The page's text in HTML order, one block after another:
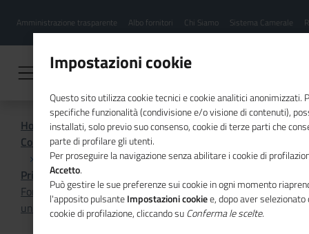
contenuto
Menu
hamburgher
Amministrazione trasparente Albo fornitori Chi Siamo Sistema Camerale
Home
Comunicazione istituzionale per il sistema camerale
Primo Piano
Formazione DIGICHAMPS: oltre 200 giovani pronti per
un'esperienza lavorativa
Impostazioni cookie
Questo sito utilizza cookie tecnici e cookie analitici anonimizzati.
specifiche funzionalità (condivisione e/o visione di contenuti),
installati, solo previo suo consenso, cookie di terze parti che
parte di profilare gli utenti.
Per proseguire la navigazione senza abilitare i cookie di
Accetto.
Può gestire le sue preferenze sui cookie in ogni momento
l'apposito pulsanteImpostazioni cookiee, dopo aver
cookie di profilazione, cliccando suConferma le scelte.